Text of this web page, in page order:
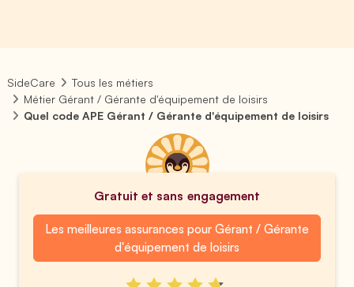
SideCare
Tous les métiers
Métier Gérant / Gérante d'équipement de loisirs
Quel code APE Gérant / Gérante d'équipement de loisirs
Gratuit et sans engagement
Les meilleures assurances pour Gérant / Gérante
d'équipement de loisirs